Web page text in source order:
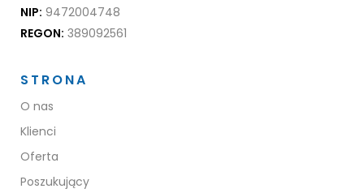
NIP: 9472004748
REGON: 389092561
STRONA
O nas
Klienci
Oferta
Poszukujący